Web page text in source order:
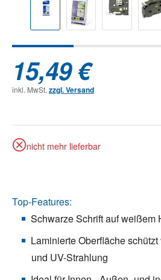
15,49 €
inkl. MwSt. zzgl. Versand
nicht mehr lieferbar
Top-Features:
Schwarze Schrift auf weißem
Laminierte Oberfläche
und UV-Strahlung